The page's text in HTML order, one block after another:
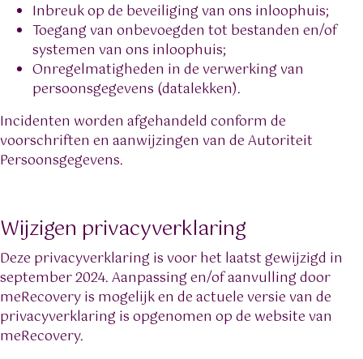
Inbreuk op de beveiliging van ons inloophuis;
Toegang van onbevoegden tot bestanden en/of
systemen van ons inloophuis;
Onregelmatigheden in de verwerking van
persoonsgegevens (datalekken).
Incidenten worden afgehandeld conform de
voorschriften en aanwijzingen van de Autoriteit
Persoonsgegevens.
Wijzigen privacyverklaring
Deze privacyverklaring is voor het laatst gewijzigd in
september 2024. Aanpassing en/of aanvulling door
meRecovery is mogelijk en de actuele versie van de
privacyverklaring is opgenomen op de website van
meRecovery.